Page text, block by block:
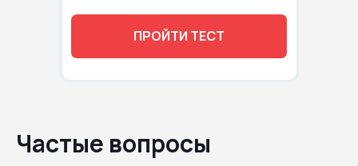
ПРОЙТИ ТЕСТ
Частые вопросы